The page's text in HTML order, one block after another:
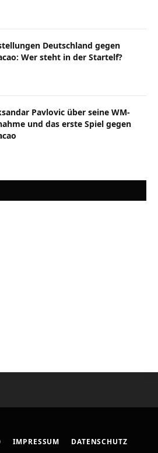
Deutschland gegen
Wer steht in der Startelf?
Pavlovic über seine WM-
und das erste Spiel gegen
IMPRESSUM DATENSCHUTZ